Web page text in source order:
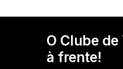
O Clube
à frente!